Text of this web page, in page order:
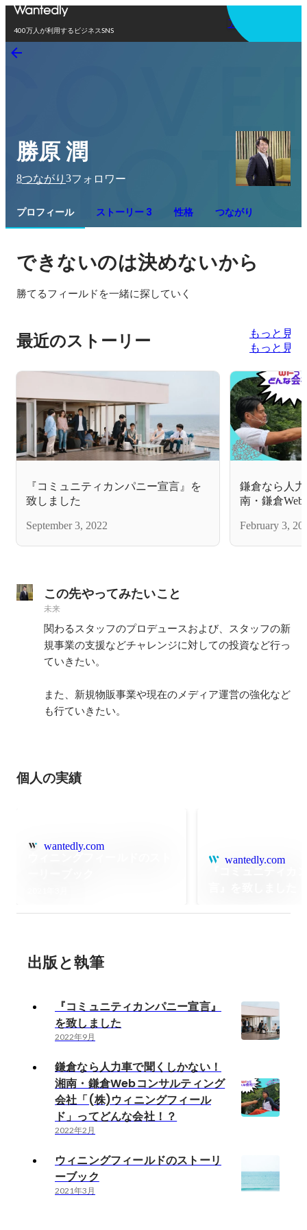
400万人が利用するビジネスSNS
アプリを使う
勝原 潤
8つながり 3フォロワー
プロフィール ストーリー 3 性格 つながり
できないのは決めないから
勝てるフィールドを一緒に探していく
最近のストーリー
もっと見る
もっと見る
『コミュニティカンパニー宣言』を
致しました
September 3, 2022
鎌倉なら人
南・鎌倉
んな会社！？
February 3,
この先やってみたいこと
未来
関わるスタッフのプロデュースおよび、スタッフの新
規事業の支援などチャレンジに対しての投資など行っ
ていきたい。
また、新規物販事業や現在のメディア運営の強化など
も行ていきたい。
個人の実績
wantedly.com
wantedly.com
出版と執筆
『コミュニティカンパニー宣言』
を致しました
2022年9月
鎌倉なら人力車で聞くしかない！
湘南・鎌倉Webコンサルティング
会社「(株)ウィニングフィール
ド」ってどんな会社！？
2022年2月
ウィニングフィールドのストーリ
ーブック
2021年3月